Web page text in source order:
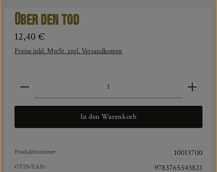
Über den Tod
Regulärer Preis:
12,40 €
Preise inkl. MwSt. zzgl. Versandkosten
Produkt Anzahl: Gib den gewünschten Wert ein oder
In den Warenkorb
Produktnummer: 10013700
GTIN/EAN:
9783765543821